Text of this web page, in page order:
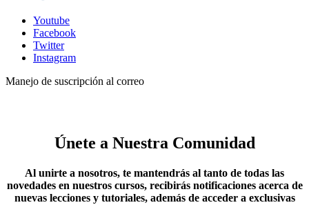
Youtube
Facebook
Twitter
Instagram
Manejo de suscripción al correo
Únete a Nuestra Comunidad
Al unirte a nosotros, te mantendrás al tanto de todas las
novedades en nuestros cursos, recibirás notificaciones acerca de
nuevas lecciones y tutoriales, además de acceder a exclusivas